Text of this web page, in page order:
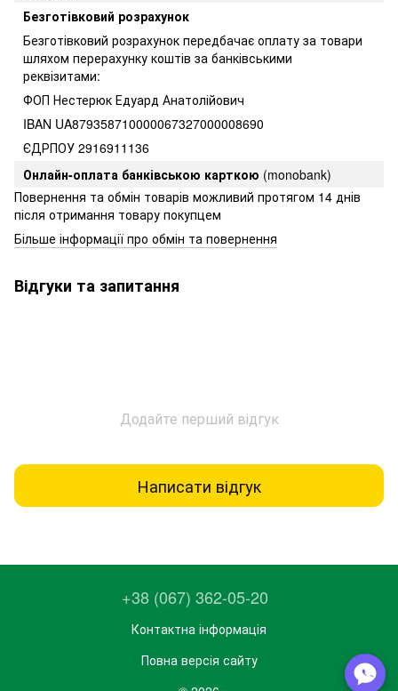
Безготівковий розрахунок
Безготівковий розрахунок передбачає оплату за товари
шляхом перерахунку коштів за банківськими
реквізитами:
ФОП Нестерюк Едуард Анатолійович
IBAN UA879358710000067327000008690
ЄДРПОУ 2916911136
Онлайн-оплата банківською карткою (monobank)
Повернення та обмін товарів можливий протягом 14 днів
після отримання товару покупцем
Більше інформації про обмін та повернення
Відгуки та запитання
Додайте перший відгук
Написати відгук
+38 (067) 362-05-20
Контактна інформація
Повна версія сайту